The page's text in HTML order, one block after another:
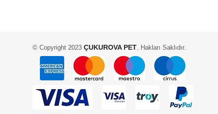
© Copyright 2023ÇUKUROVA PET. Hakları Saklıdır.